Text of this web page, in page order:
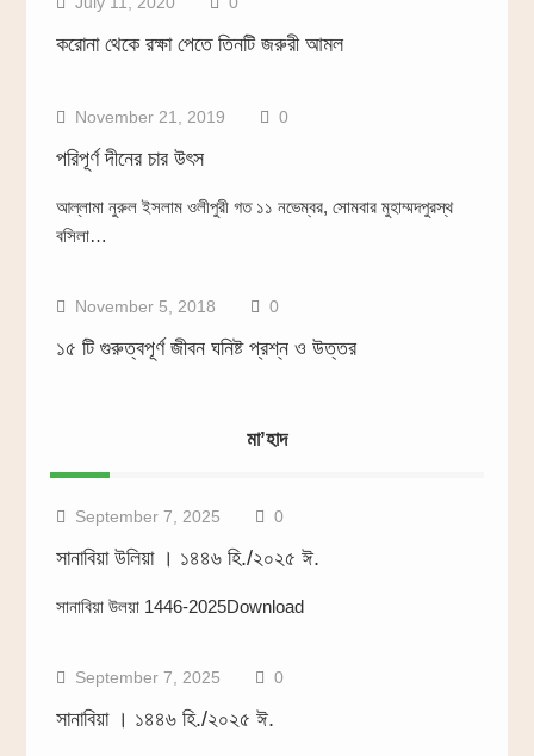
করোনা থেকে রক্ষা পেতে তিনটি জরুরী আমল
ইসলামিক মিডিয়া
November 21, 2019 0
পরিপূর্ণ দীনের চার উৎস
আল্লামা নুরুল ইসলাম ওলীপুরী গত ১১ নভেম্বর, সোমবার মুহাম্মদপুরস্থ
বসিলা…
November 5, 2018 0
১৫ টি গুরুত্বপূর্ণ জীবন ঘনিষ্ট প্রশ্ন ও উত্তর
মা’হাদ
September 7, 2025 0
সানাবিয়া উলিয়া । ১৪৪৬ হি./২০২৫ ঈ.
সানাবিয়া উলয়া 1446-2025Download
September 7, 2025 0
সানাবিয়া । ১৪৪৬ হি./২০২৫ ঈ.